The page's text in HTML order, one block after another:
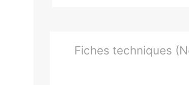
Fiches techniques